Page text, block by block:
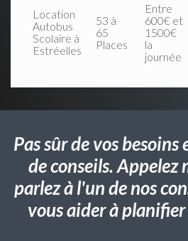
Location
Autobus
Scolaire à
Estréelles
53 à
65
Places
Entre
600€ et
1500€
la
journée
Pas sûr de vos besoins
de conseils.
parlez à l'un de nos
vous aider à